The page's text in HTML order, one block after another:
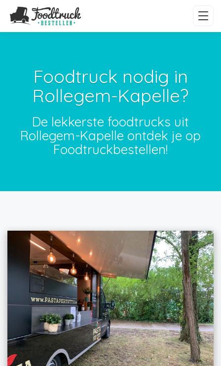
Foodtruck nodig in
Rollegem-Kapelle?
De lekkerste foodtrucks uit
Rollegem-Kapelle ontdek je op
Foodtruckbestellen!